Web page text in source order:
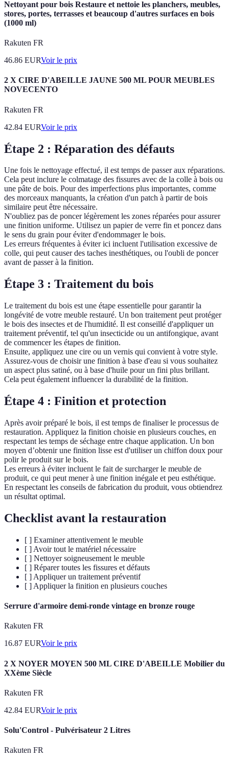
Nettoyant pour bois Restaure et nettoie les planchers, meubles,
stores, portes, terrasses et beaucoup d'autres surfaces en bois
(1000 ml)
Rakuten FR
46.86 EURVoir le prix
2 X CIRE D'ABEILLE JAUNE 500 ML POUR MEUBLES
NOVECENTO
Rakuten FR
42.84 EURVoir le prix
Étape 2 : Réparation des défauts
Une fois le nettoyage effectué, il est temps de passer aux réparations.
Cela peut inclure le colmatage des fissures avec de la colle à bois ou
une pâte de bois. Pour des imperfections plus importantes, comme
des morceaux manquants, la création d'un patch à partir de bois
similaire peut être nécessaire.
N'oubliez pas de poncer légèrement les zones réparées pour assurer
une finition uniforme. Utilisez un papier de verre fin et poncez dans
le sens du grain pour éviter d'endommager le bois.
Les erreurs fréquentes à éviter ici incluent l'utilisation excessive de
colle, qui peut causer des taches inesthétiques, ou l'oubli de poncer
avant de passer à la finition.
Étape 3 : Traitement du bois
Le traitement du bois est une étape essentielle pour garantir la
longévité de votre meuble restauré. Un bon traitement peut protéger
le bois des insectes et de l'humidité. Il est conseillé d'appliquer un
traitement préventif, tel qu'un insecticide ou un antifongique, avant
de commencer les étapes de finition.
Ensuite, appliquez une cire ou un vernis qui convient à votre style.
Assurez-vous de choisir une finition à base d'eau si vous souhaitez
un aspect plus satiné, ou à base d'huile pour un fini plus brillant.
Cela peut également influencer la durabilité de la finition.
Étape 4 : Finition et protection
Après avoir préparé le bois, il est temps de finaliser le processus de
restauration. Appliquez la finition choisie en plusieurs couches, en
respectant les temps de séchage entre chaque application. Un bon
moyen d’obtenir une finition lisse est d'utiliser un chiffon doux pour
polir le produit sur le bois.
Les erreurs à éviter incluent le fait de surcharger le meuble de
produit, ce qui peut mener à une finition inégale et peu esthétique.
En respectant les conseils de fabrication du produit, vous obtiendrez
un résultat optimal.
Checklist avant la restauration
[ ] Examiner attentivement le meuble
[ ] Avoir tout le matériel nécessaire
[ ] Nettoyer soigneusement le meuble
[ ] Réparer toutes les fissures et défauts
[ ] Appliquer un traitement préventif
[ ] Appliquer la finition en plusieurs couches
Serrure d'armoire demi-ronde vintage en bronze rouge
Rakuten FR
16.87 EURVoir le prix
2 X NOYER MOYEN 500 ML CIRE D'ABEILLE Mobilier du
XXème Siècle
Rakuten FR
42.84 EURVoir le prix
Solu'Control - Pulvérisateur 2 Litres
Rakuten FR